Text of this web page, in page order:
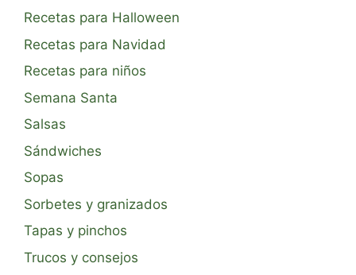
Recetas para Halloween
Recetas para Navidad
Recetas para niños
Semana Santa
Salsas
Sándwiches
Sopas
Sorbetes y granizados
Tapas y pinchos
Trucos y consejos